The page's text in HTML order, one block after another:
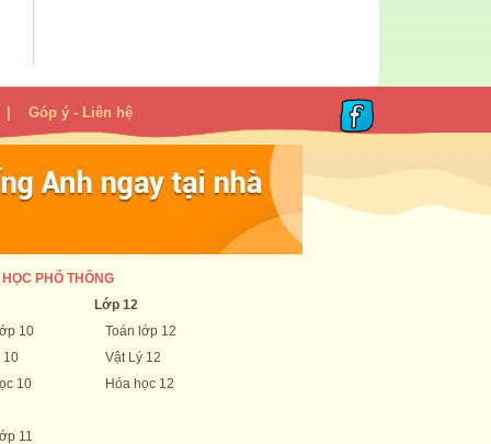
Góp ý - Liên hệ
PHỔ THÔNG
10
10
10
11
Lớp 12
Toán lớp 12
Vật Lý 12
Hóa học 12